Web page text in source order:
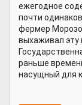
ежегодное
почти
фермер
выхаживал эту
раньше
насущный для